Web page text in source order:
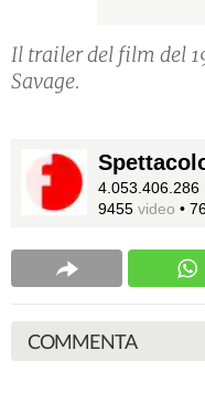
Il trailer del film del
Savage.
4.053.406.286
9455 video •
COMMENTA